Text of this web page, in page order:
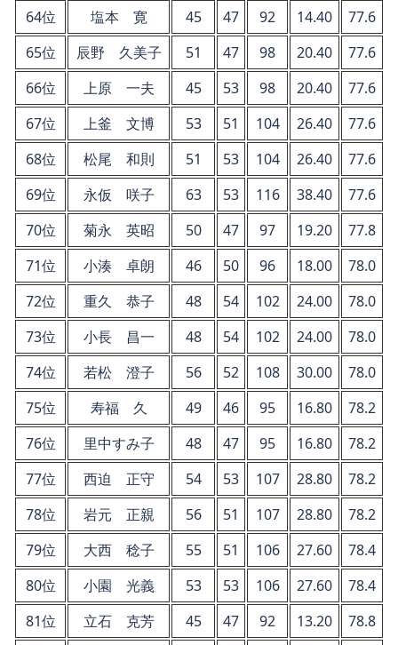
64位 塩本 寛 45 47 92 14.40
77.6
65位
辰野 久美子 51 47 98 20.40
77.6
66位
上原 一夫 45 53 98 20.40
77.6
67位
上釜 文博 53 51 104 26.40
77.6
68位
松尾 和則 51 53 104 26.40
77.6
69位
永仮 咲子 63 53 116 38.40
77.6
70位
菊永 英昭 50 47 97 19.20
77.8
71位
小湊 卓朗 46 50 96 18.00
78.0
72位
重久 恭子 48 54 102 24.00
78.0
73位
小長 昌一 48 54 102 24.00
78.0
74位
若松 澄子 56 52 108 30.00
78.0
75位
寿福 久 49 46 95 16.80
78.2
76位
里中すみ子 48 47 95 16.80
78.2
77位
西迫 正守 54 53 107 28.80
78.2
78位
岩元 正親 56 51 107 28.80
78.2
79位
大西 稔子 55 51 106 27.60
78.4
80位
小園 光義 53 53 106 27.60
78.4
81位
立石 克芳 45 47 92 13.20
78.8